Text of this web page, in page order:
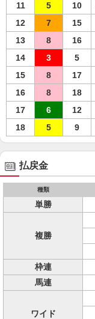
11
5 10
12
7 15
13
8 16
14
3 5
15
8 17
16
8 18
17
6 12
18
5 9
払戻金
種類
単勝
複勝
枠連
馬連
ワイド